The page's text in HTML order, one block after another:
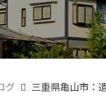
グ 三重県亀山市：